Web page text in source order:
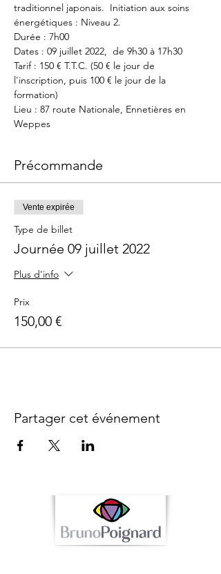
traditionnel japonais.  Initiation aux soins
énergétiques : Niveau 2.
Durée : 7h00
Dates : 09 juillet 2022,  de 9h30 à 17h30
Tarif : 150 € T.T.C. (50 € le jour de
l'inscription, puis 100 € le jour de la
formation)
Lieu : 87 route Nationale, Ennetières en
Weppes
Précommande
Vente expirée
Type de billet
Journée 09 juillet 2022
Plus d'info
Prix
150,00 €
Partager cet événement